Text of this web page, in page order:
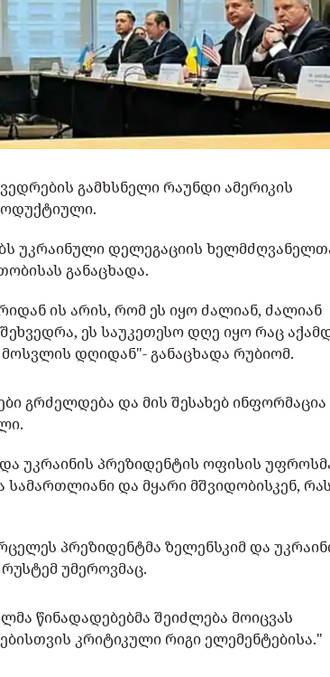
გამხსნელი რაუნდი ამერიკის
უკრაინული დელეგაციის
განაცხადა.
ის არის, რომ ეს იყო ძალიან, ძალიან
ეს საუკეთესო დღე იყო რაც
დღიდან"- განაცხადა რუბიომ.
გრძელდება და მის შესახებ ინფორმაცია
უკრაინის პრეზიდენტის ოფისის
და მყარი მშვიდობისკენ,
პრეზიდენტმა ზელენსკიმ და
უმეროვმაც.
წინადადებებმა შეიძლება მოიცვას
კრიტიკული რიგი ელემენტებისა."